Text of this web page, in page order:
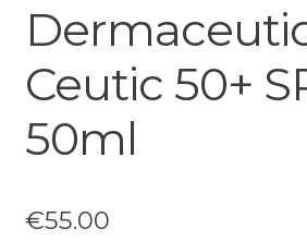
Ceutic 50+
50ml
€55.00